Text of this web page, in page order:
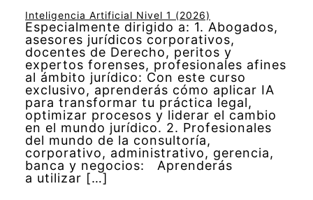
Inteligencia Artificial Nivel 1 (2026)
Especialmente dirigido a: 1. Abogados,
asesores jurídicos corporativos,
docentes de Derecho, peritos y
expertos forenses, profesionales afines
al ámbito jurídico: Con este curso
exclusivo, aprenderás cómo aplicar IA
para transformar tu práctica legal,
optimizar procesos y liderar el cambio
en el mundo jurídico. 2. Profesionales
del mundo de la consultoría,
corporativo, administrativo, gerencia,
banca y negocios: Aprenderás
a utilizar […]